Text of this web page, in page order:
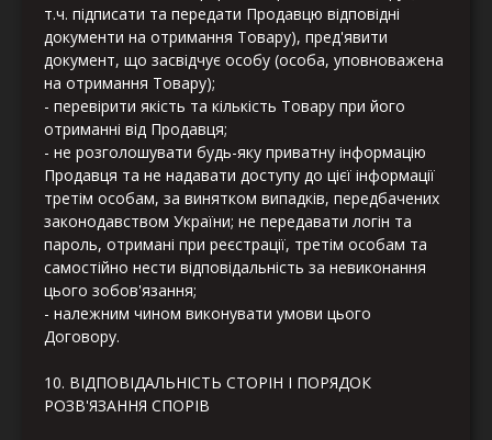
т.ч. підписати та передати Продавцю відповідні
документи на отримання Товару), пред'явити
документ, що засвідчує особу (особа, уповноважена
на отримання Товару);
- перевірити якість та кількість Товару при його
отриманні від Продавця;
- не розголошувати будь-яку приватну інформацію
Продавця та не надавати доступу до цієї інформації
третім особам, за винятком випадків, передбачених
законодавством України; не передавати логін та
пароль, отримані при реєстрації, третім особам та
самостійно нести відповідальність за невиконання
цього зобов'язання;
- належним чином виконувати умови цього
Договору.
10. ВІДПОВІДАЛЬНІСТЬ СТОРІН І ПОРЯДОК
РОЗВ'ЯЗАННЯ СПОРІВ